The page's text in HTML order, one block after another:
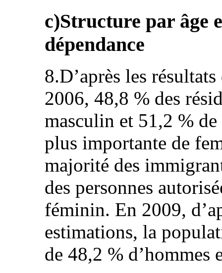
c)Structure par âge
dépendance
8.D’après les
2006, 48,8 % des
masculin et 51,2 %
plus importante de
majorité des
des personnes
féminin. En 2009,
estimations, la
de 48,2 % d’hommes